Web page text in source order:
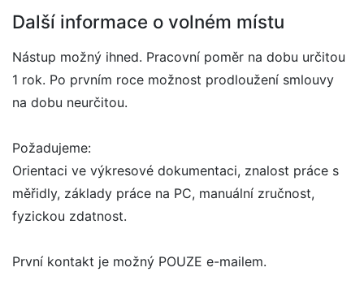
Další informace o volném místu
Nástup možný ihned. Pracovní poměr na dobu určitou
1 rok. Po prvním roce možnost prodloužení smlouvy
na dobu neurčitou.
Požadujeme:
Orientaci ve výkresové dokumentaci, znalost práce s
měřidly, základy práce na PC, manuální zručnost,
fyzickou zdatnost.
První kontakt je možný POUZE e-mailem.